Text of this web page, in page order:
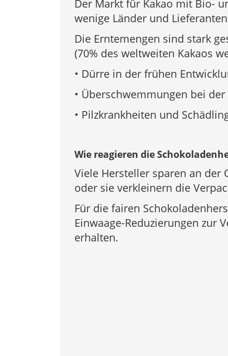
Der Markt für Kakao mit Bio-
wenige Länder und
Die Erntemengen sind stark
(70% des weltweiten Kakaos
• Dürre in der frühen
• Überschwemmungen bei
• Pilzkrankheiten und
Wie reagieren die
Viele Hersteller sparen an der
oder sie verkleinern die
Für die fairen
Einwaage-Reduzierungen zur
erhalten.
–
– Kein